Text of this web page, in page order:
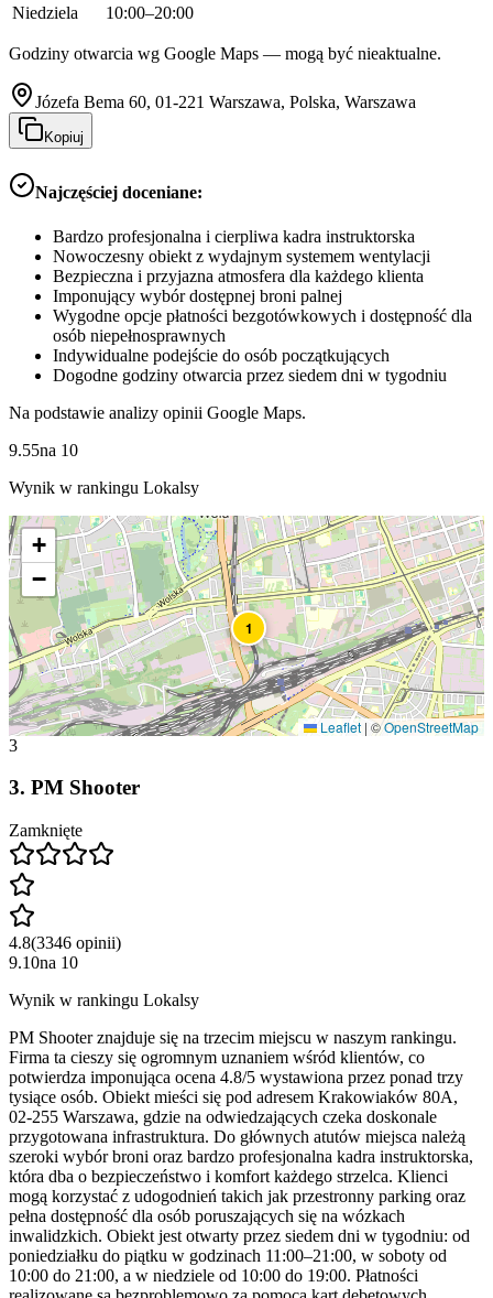
Niedziela
10:00–20:00
Godziny otwarcia wg Google Maps — mogą być nieaktualne.
Józefa Bema 60, 01-221 Warszawa, Polska, Warszawa
Kopiuj
Najczęściej doceniane:
Bardzo profesjonalna i cierpliwa kadra instruktorska
Nowoczesny obiekt z wydajnym systemem wentylacji
Bezpieczna i przyjazna atmosfera dla każdego klienta
Imponujący wybór dostępnej broni palnej
Wygodne opcje płatności bezgotówkowych i dostępność dla
osób niepełnosprawnych
Indywidualne podejście do osób początkujących
Dogodne godziny otwarcia przez siedem dni w tygodniu
Na podstawie analizy opinii Google Maps.
9.55na 10
Wynik w rankingu Lokalsy
1
+
−
Leaflet | ©OpenStreetMap
3
3. PM Shooter
Zamknięte
4.8(3346 opinii)
9.10na 10
Wynik w rankingu Lokalsy
PM Shooter znajduje się na trzecim miejscu w naszym rankingu.
Firma ta cieszy się ogromnym uznaniem wśród klientów, co
potwierdza imponująca ocena 4.8/5 wystawiona przez ponad trzy
tysiące osób. Obiekt mieści się pod adresem Krakowiaków 80A,
02-255 Warszawa, gdzie na odwiedzających czeka doskonale
przygotowana infrastruktura. Do głównych atutów miejsca należą
szeroki wybór broni oraz bardzo profesjonalna kadra instruktorska,
która dba o bezpieczeństwo i komfort każdego strzelca. Klienci
mogą korzystać z udogodnień takich jak przestronny parking oraz
pełna dostępność dla osób poruszających się na wózkach
inwalidzkich. Obiekt jest otwarty przez siedem dni w tygodniu: od
poniedziałku do piątku w godzinach 11:00–21:00, w soboty od
10:00 do 21:00, a w niedziele od 10:00 do 19:00. Płatności